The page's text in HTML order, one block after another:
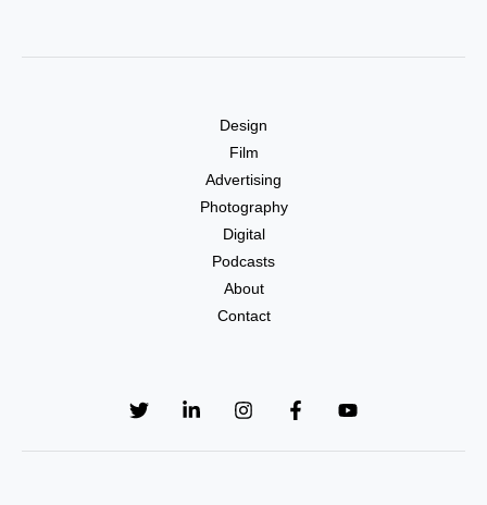
Design
Film
Advertising
Photography
Digital
Podcasts
About
Contact